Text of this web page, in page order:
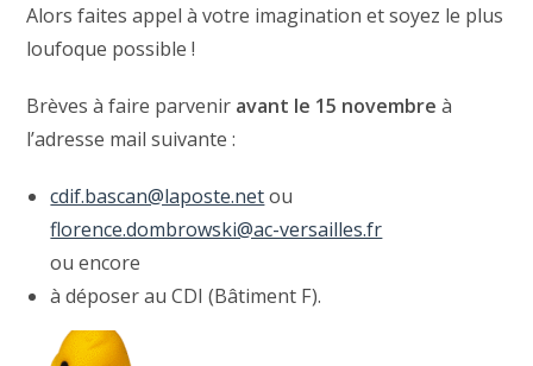
Alors faites appel à votre imagination et soyez le plus
loufoque possible !
Brèves à faire parvenir avant le 15 novembre à
l’adresse mail suivante :
cdif.bascan@laposte.netou
florence.dombrowski@ac-versailles.fr
ou encore
à déposer au CDI (Bâtiment F).